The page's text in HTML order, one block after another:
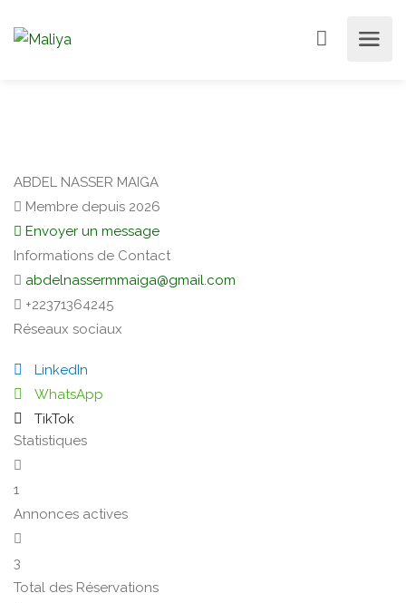
ABDEL NASSER MAIGA
Membre depuis 2026
Envoyer un message
Informations de Contact
abdelnassermmaiga@gmail.com
+22371364245
Réseaux sociaux
LinkedIn
WhatsApp
TikTok
Statistiques
1
Annonces actives
3
Total des Réservations